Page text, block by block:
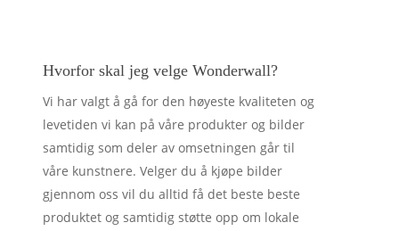
Hvorfor skal jeg velge Wonderwall?
Vi har valgt å gå for den høyeste kvaliteten og
levetiden vi kan på våre produkter og bilder
samtidig som deler av omsetningen går til
våre kunstnere. Velger du å kjøpe bilder
gjennom oss vil du alltid få det beste beste
produktet og samtidig støtte opp om lokale